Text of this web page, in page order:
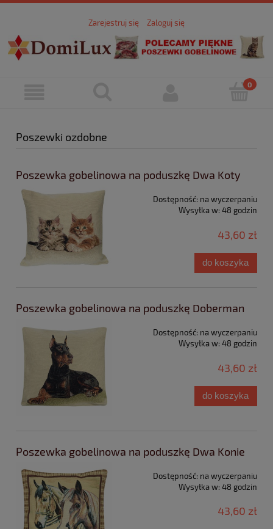
Zarejestruj się Zaloguj się
Poszewki ozdobne
Poszewka gobelinowa na poduszkę Dwa Koty
Dostępność: na wyczerpaniu
Wysyłka w: 48 godzin
43,60 zł
do koszyka
Poszewka gobelinowa na poduszkę Doberman
Dostępność: na wyczerpaniu
Wysyłka w: 48 godzin
43,60 zł
do koszyka
Poszewka gobelinowa na poduszkę Dwa Konie
Dostępność: na wyczerpaniu
Wysyłka w: 48 godzin
43,60 zł